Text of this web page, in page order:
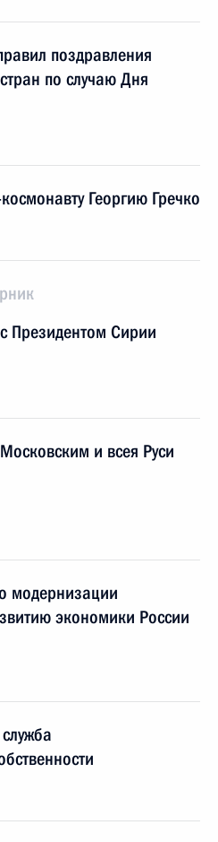
поздравления
по случаю Дня
Георгию Гречко
Президентом Сирии
и всея Руси
модернизации
экономики России